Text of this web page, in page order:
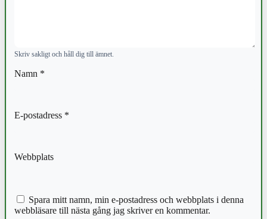
Skriv sakligt och håll dig till ämnet.
Namn *
E-postadress *
Webbplats
Spara mitt namn, min e-postadress och webbplats i denna
webbläsare till nästa gång jag skriver en kommentar.